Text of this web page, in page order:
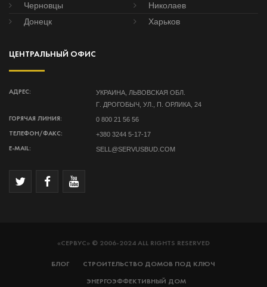
Черновцы
Николаев
Донецк
Харьков
ЦЕНТРАЛЬНЫЙ ОФИС
АДРЕС:
УКРАИНА, ЛЬВОВСКАЯ ОБЛ.
Г. ДРОГОБЫЧ, УЛ., П. ОРЛИКА, 24
ГОРЯЧАЯ ЛИНИЯ: 0 800 21 56 56
ТЕЛЕФОН/ФАКС: +380 3244 5-17-17
E-MAIL: SELL@SERVUSBUD.COM
«СЕРВУС» © 2006-2024 ALL RIGHTS RESERVED
БЛОГ СТРОИТЕЛЬСТВО ДОМОВ ПОД КЛЮЧ
ЭНЕРГОЭФФЕКТИВНЫЙ ДОМ